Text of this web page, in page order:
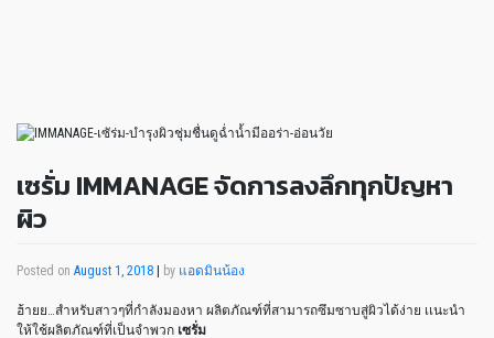
เซรั่ม IMMANAGE จัดการลงลึกทุกปัญหา
ผิว
Posted on August 1, 2018 by แอดมินน้อง
ฮ้ายย…สำหรับสาวๆที่กำลังมองหา ผลิตภัณฑ์ที่สามารถซึมซาบสู่ผิวได้ง่าย เเนะนำ
ให้ใช้ผลิตภัณฑ์ที่เป็นจำพวก เซรั่ม